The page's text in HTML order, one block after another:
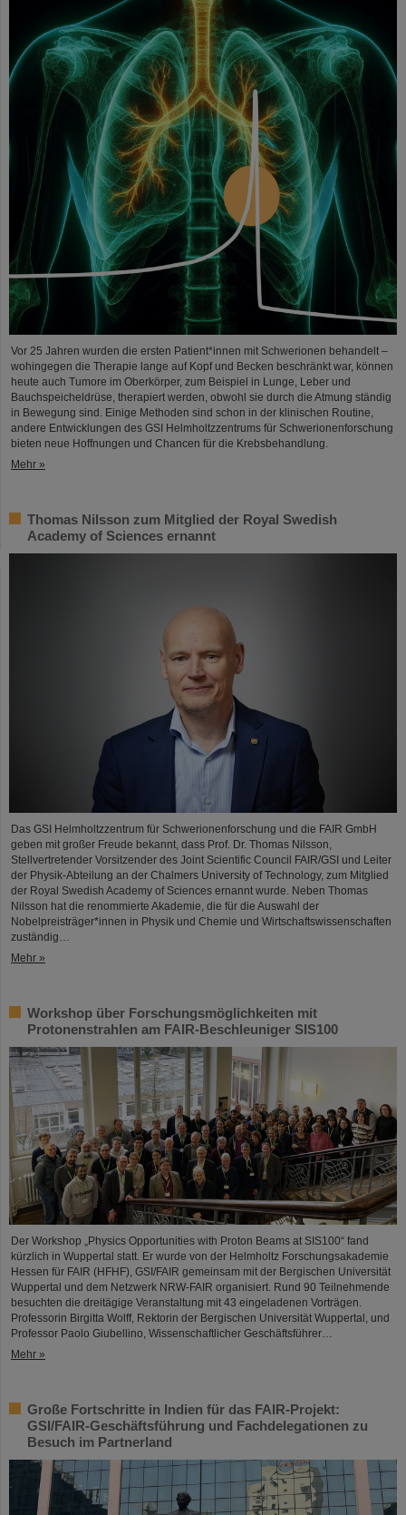
Vor 25 Jahren wurden die ersten Patient*innen mit Schwerionen behandelt –
wohingegen die Therapie lange auf Kopf und Becken beschränkt war, können
heute auch Tumore im Oberkörper, zum Beispiel in Lunge, Leber und
Bauchspeicheldrüse, therapiert werden, obwohl sie durch die Atmung ständig
in Bewegung sind. Einige Methoden sind schon in der klinischen Routine,
andere Entwicklungen des GSI Helmholtzzentrums für Schwerionenforschung
bieten neue Hoffnungen und Chancen für die Krebsbehandlung.
Mehr »
Thomas Nilsson zum Mitglied der Royal Swedish
Academy of Sciences ernannt
Das GSI Helmholtzzentrum für Schwerionenforschung und die FAIR GmbH
geben mit großer Freude bekannt, dass Prof. Dr. Thomas Nilsson,
Stellvertretender Vorsitzender des Joint Scientific Council FAIR/GSI und Leiter
der Physik-Abteilung an der Chalmers University of Technology, zum Mitglied
der Royal Swedish Academy of Sciences ernannt wurde. Neben Thomas
Nilsson hat die renommierte Akademie, die für die Auswahl der
Nobelpreisträger*innen in Physik und Chemie und Wirtschaftswissenschaften
zuständig…
Mehr »
Workshop über Forschungsmöglichkeiten mit
Protonenstrahlen am FAIR-Beschleuniger SIS100
Der Workshop „Physics Opportunities with Proton Beams at SIS100“ fand
kürzlich in Wuppertal statt. Er wurde von der Helmholtz Forschungsakademie
Hessen für FAIR (HFHF), GSI/FAIR gemeinsam mit der Bergischen Universität
Wuppertal und dem Netzwerk NRW-FAIR organisiert. Rund 90 Teilnehmende
besuchten die dreitägige Veranstaltung mit 43 eingeladenen Vorträgen.
Professorin Birgitta Wolff, Rektorin der Bergischen Universität Wuppertal, und
Professor Paolo Giubellino, Wissenschaftlicher Geschäftsführer…
Mehr »
Große Fortschritte in Indien für das FAIR-Projekt:
GSI/FAIR-Geschäftsführung und Fachdelegationen zu
Besuch im Partnerland